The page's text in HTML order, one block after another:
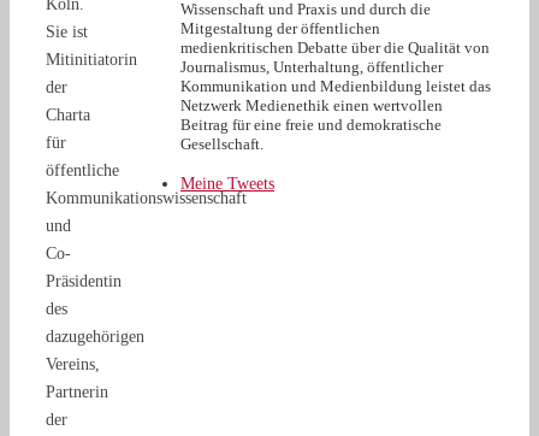
Köln.
Sie ist
Mitinitiatorin
der
Charta
für
öffentliche
Kommunikationswissenschaft
und
Co-
Präsidentin
des
dazugehörigen
Vereins,
Partnerin
der
Wissenschaft und Praxis und durch die
Mitgestaltung der öffentlichen
medienkritischen Debatte über die Qualität von
Journalismus, Unterhaltung, öffentlicher
Kommunikation und Medienbildung leistet das
Netzwerk Medienethik einen wertvollen
Beitrag für eine freie und demokratische
Gesellschaft.
Meine Tweets